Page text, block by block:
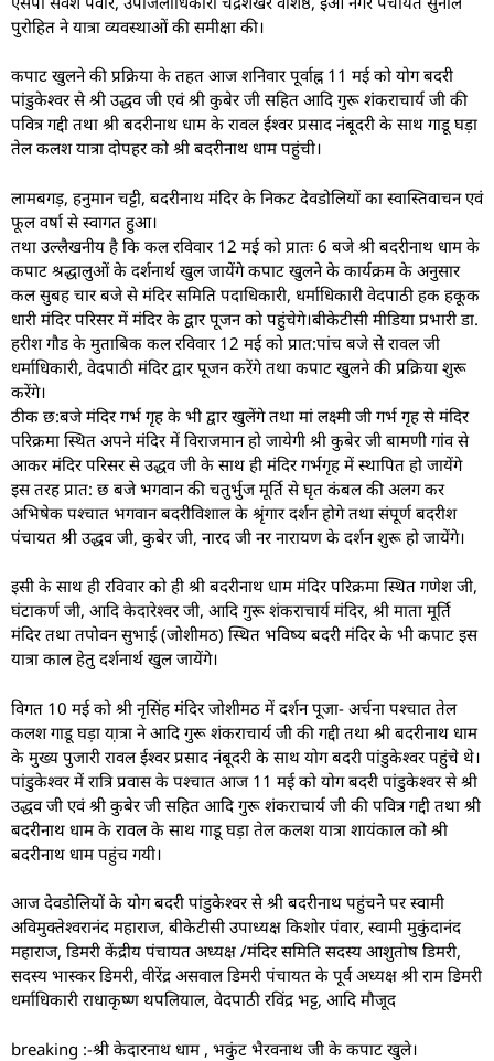
पुरोहित ने यात्रा व्यवस्थाओं की समीक्षा की।
कपाट खुलने की प्रक्रिया के तहत आज शनिवार पूर्वाह्न 11 मई को योग बदरी
पांडुकेश्वर से श्री उद्धव जी एवं श्री कुबेर जी सहित आदि गुरू शंकराचार्य जी की
पवित्र गद्दी तथा श्री बदरीनाथ धाम के रावल ईश्वर प्रसाद नंबूदरी के साथ गाडू घड़ा
तेल कलश यात्रा दोपहर को श्री बदरीनाथ धाम पहुंची।
लामबगड़, हनुमान चट्टी, बदरीनाथ मंदिर के निकट देवडोलियों का स्वास्तिवाचन एवं
फूल वर्षा से स्वागत हुआ।
तथा उल्लैखनीय है कि कल रविवार 12 मई को प्रातः 6 बजे श्री बदरीनाथ धाम के
कपाट श्रद्धालुओं के दर्शनार्थ खुल जायेंगे कपाट खुलने के कार्यक्रम के अनुसार
कल सुबह चार बजे से मंदिर समिति पदाधिकारी, धर्माधिकारी वेदपाठी हक हकूक
धारी मंदिर परिसर में मंदिर के द्वार पूजन को पहुंचेगे।बीकेटीसी मीडिया प्रभारी डा.
हरीश गौड के मुताबिक कल रविवार 12 मई को प्रात:पांच बजे से रावल जी
धर्माधिकारी, वेदपाठी मंदिर द्वार पूजन करेंगे तथा कपाट खुलने की प्रक्रिया शुरू
करेंगे।
ठीक छ:बजे मंदिर गर्भ गृह के भी द्वार खुलेंगे तथा मां लक्ष्मी जी गर्भ गृह से मंदिर
परिक्रमा स्थित अपने मंदिर में विराजमान हो जायेगी श्री कुबेर जी बामणी गांव से
आकर मंदिर परिसर से उद्धव जी के साथ ही मंदिर गर्भगृह में स्थापित हो जायेंगे
इस तरह प्रात: छ बजे भगवान की चतुर्भुज मूर्ति से घृत कंबल की अलग कर
अभिषेक पश्चात भगवान बदरीविशाल के श्रृंगार दर्शन होगे तथा संपूर्ण बदरीश
पंचायत श्री उद्धव जी, कुबेर जी, नारद जी नर नारायण के दर्शन शुरू हो जायेंगे।
इसी के साथ ही रविवार को ही श्री बदरीनाथ धाम मंदिर परिक्रमा स्थित गणेश जी,
घंटाकर्ण जी, आदि केदारेश्वर जी, आदि गुरू शंकराचार्य मंदिर, श्री माता मूर्ति
मंदिर तथा तपोवन सुभाई (जोशीमठ) स्थित भविष्य बदरी मंदिर के भी कपाट इस
यात्रा काल हेतु दर्शनार्थ खुल जायेंगे।
विगत 10 मई को श्री नृसिंह मंदिर जोशीमठ में दर्शन पूजा- अर्चना पश्चात तेल
कलश गाडू घड़ा या़त्रा ने आदि गुरू शंकराचार्य जी की गद्दी तथा श्री बदरीनाथ धाम
के मुख्य पुजारी रावल ईश्वर प्रसाद नंबूदरी के साथ योग बदरी पांडुकेश्वर पहुंचे थे।
पांडुकेश्वर में रात्रि प्रवास के पश्चात आज 11 मई को योग बदरी पांडुकेश्वर से श्री
उद्धव जी एवं श्री कुबेर जी सहित आदि गुरू शंकराचार्य जी की पवित्र गद्दी तथा श्री
बदरीनाथ धाम के रावल के साथ गाडू घड़ा तेल कलश यात्रा शायंकाल को श्री
बदरीनाथ धाम पहुंच गयी।
आज देवडोलियों के योग बदरी पांडुकेश्वर से श्री बदरीनाथ पहुंचने पर स्वामी
अविमुक्तेश्वरानंद महाराज, बीकेटीसी उपाध्यक्ष किशोर पंवार, स्वामी मुकुंदानंद
महाराज, डिमरी केंद्रीय पंचायत अध्यक्ष /मंदिर समिति सदस्य आशुतोष डिमरी,
सदस्य भास्कर डिमरी, वीरेंद्र असवाल डिमरी पंचायत के पूर्व अध्यक्ष श्री राम डिमरी
धर्माधिकारी राधाकृष्ण थपलियाल, वेदपाठी रविंद्र भट्ट, आदि मौजूद
breaking :-श्री केदारनाथ धाम , भकुंट भैरवनाथ जी के कपाट खुले।